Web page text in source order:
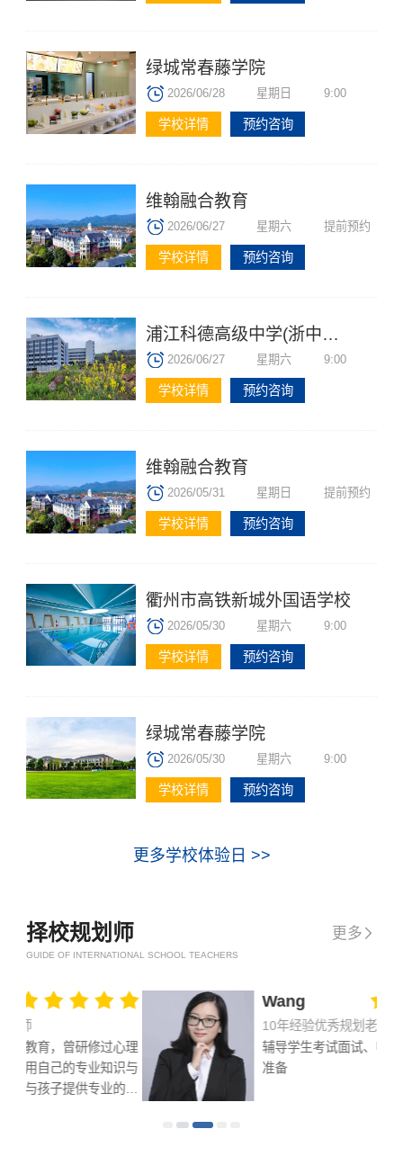
绿城常春藤学院
2026/06/28 星期日 9:00
学校详情 预约咨询
维翰融合教育
2026/06/27 星期六 提前预约
学校详情 预约咨询
浦江科德高级中学(浙中阿德科特)
2026/06/27 星期六 9:00
学校详情 预约咨询
维翰融合教育
2026/05/31 星期日 提前预约
学校详情 预约咨询
衢州市高铁新城外国语学校
2026/05/30 星期六 9:00
学校详情 预约咨询
绿城常春藤学院
2026/05/30 星期六 9:00
学校详情 预约咨询
更多学校体验日 >>
择校规划师
GUIDE OF INTERNATIONAL SCHOOL TEACHERS
更多 
Wang
10年经验优秀规划老师
辅导学生考试面试、申请文书、入学资料
准备